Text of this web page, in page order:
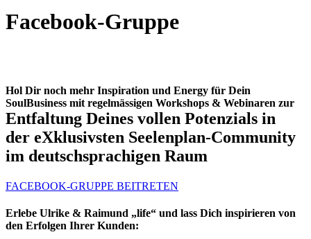
Facebook-Gruppe
Hol Dir noch mehr Inspiration und Energy für Dein
SoulBusiness mit regelmässigen Workshops & Webinaren zur
Entfaltung Deines vollen Potenzials in
der eXklusivsten Seelenplan-Community
im deutschsprachigen Raum
FACEBOOK-GRUPPE BEITRETEN
Erlebe Ulrike & Raimund „life“ und lass Dich inspirieren von
den Erfolgen Ihrer Kunden: